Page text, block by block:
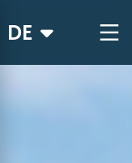
DE